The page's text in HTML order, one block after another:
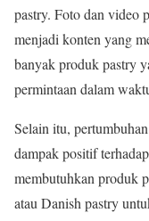
pastry. Foto dan video
menjadi konten yang
banyak produk pastry
permintaan dalam
Selain itu,
dampak positif
membutuhkan produk
atau Danish pastry